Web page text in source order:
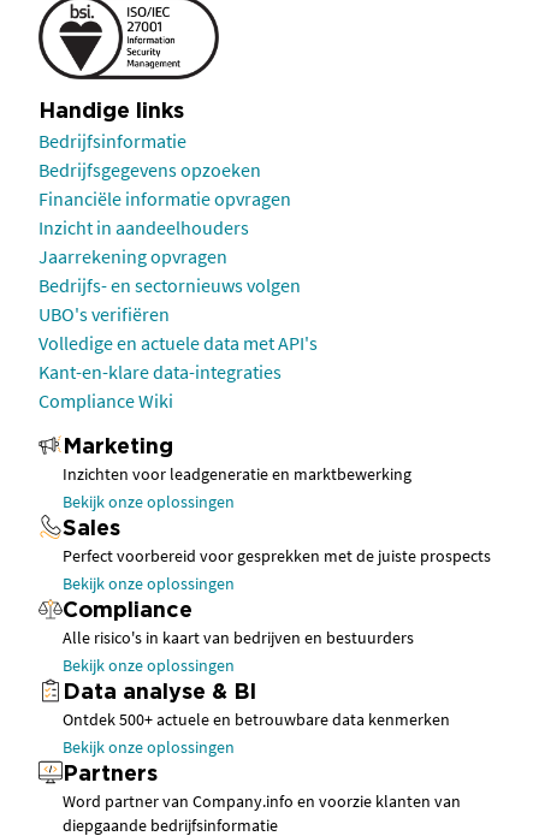
Handige links
Bedrijfsinformatie
Bedrijfsgegevens opzoeken
Financiële informatie opvragen
Inzicht in aandeelhouders
Jaarrekening opvragen
Bedrijfs- en sectornieuws volgen
UBO's verifiëren
Volledige en actuele data met API's
Kant-en-klare data-integraties
Compliance Wiki
Marketing
Inzichten voor leadgeneratie en marktbewerking
Bekijk onze oplossingen
Sales
Perfect voorbereid voor gesprekken met de juiste prospects
Bekijk onze oplossingen
Compliance
Alle risico's in kaart van bedrijven en bestuurders
Bekijk onze oplossingen
Data analyse & BI
Ontdek 500+ actuele en betrouwbare data kenmerken
Bekijk onze oplossingen
Partners
Word partner van Company.info en voorzie klanten van
diepgaande bedrijfsinformatie